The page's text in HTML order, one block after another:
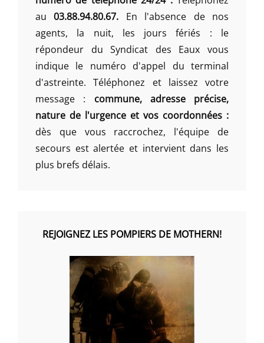
au03.88.94.80.67. En l'absence de nos
agents, la nuit, les jours fériés : le
répondeur du Syndicat des Eaux vous
indique le numéro d'appel du terminal
d'astreinte. Téléphonez et laissez votre
message : commune, adresse précise,
nature de l'urgence et vos coordonnées :
dès que vous raccrochez, l'équipe de
secours est alertée et intervient dans les
plus brefs délais.
REJOIGNEZ LES POMPIERS DE MOTHERN!